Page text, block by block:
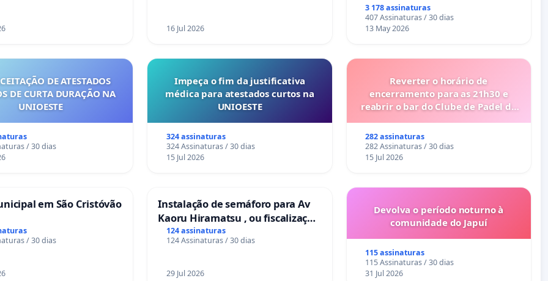
16 Jul 2026
3 178 assinaturas
407 Assinaturas / 30 dias
13 May 2026
DE ATESTADOS
DE CURTA DURAÇÃO NA
UNIOESTE
/ 30 dias
Impeça o fim da justificativa
médica para atestados curtos na
UNIOESTE
324 assinaturas
324 Assinaturas / 30 dias
15 Jul 2026
Reverter o horário de
encerramento para as 21h30 e
reabrir o bar do Clube de Padel de
282 assinaturas
282 Assinaturas / 30 dias
15 Jul 2026
em São Cristóvão
/ 30 dias
Instalação de semáforo para Av
Kaoru Hiramatsu , ou fiscalização
Eletrônica
124 assinaturas
124 Assinaturas / 30 dias
29 Jul 2026
Devolva o período noturno à
comunidade do Japuí
115 assinaturas
115 Assinaturas / 30 dias
31 Jul 2026